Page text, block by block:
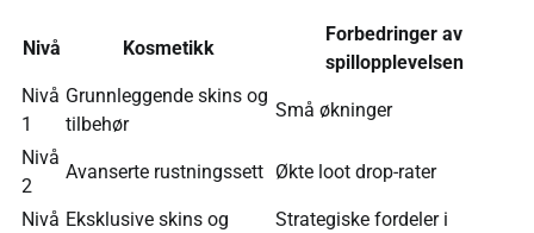
Nivå Kosmetikk
Forbedringer av
spillopplevelsen
Nivå
1
Grunnleggende skins og
tilbehør
Små økninger
Nivå
2
Avanserte rustningssett Økte loot drop-rater
Nivå Eksklusive skins og
Strategiske fordeler i